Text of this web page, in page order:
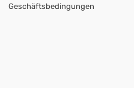
Geschäftsbedingungen